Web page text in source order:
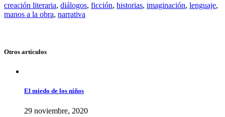
creación literaria, diálogos, ficción, historias, imaginación, lenguaje,
manos a la obra, narrativa
Otros artículos
El miedo de los niños
29 noviembre, 2020